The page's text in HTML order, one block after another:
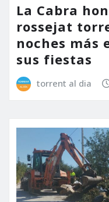
La Cabra
rossejat
noches más
sus fiestas
torrent al dia